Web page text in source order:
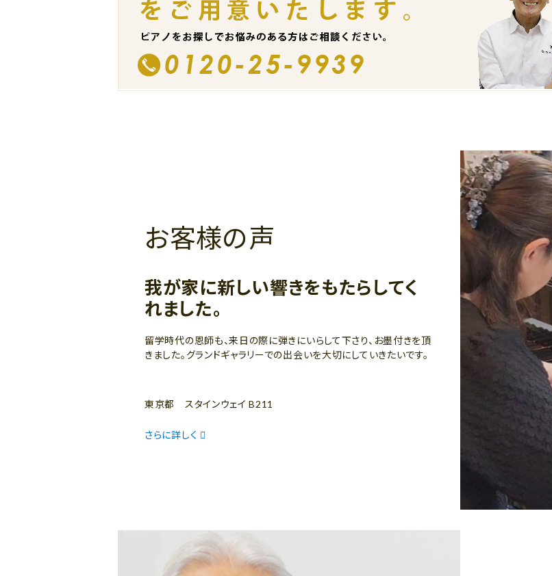
お客様の声
我が家に新しい響きをもたらしてく
れました。
留学時代の恩師も、来日の際に弾きにいらして下さり、お墨付きを頂
きました。グランドギャラリーでの出会いを大切にしていきたいです。
東京都 スタインウェイ B211
さらに詳しく